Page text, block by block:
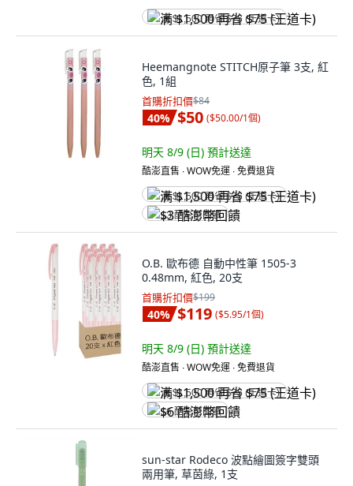
满 $1,500 再省 $75 (王道卡)
Heemangnote STITCH原子筆 3支, 紅
色, 1組
首購折扣價$84
40% $50 ($50.00/1個)
明天 8/9 (日) 預計送達
酷澎直售 ∙ WOW免運 ∙ 免費退貨
满 $1,500 再省 $75 (王道卡)
$3 酷澎幣回饋
O.B. 歐布德 自動中性筆 1505-3
0.48mm, 紅色, 20支
首購折扣價$199
40% $119 ($5.95/1個)
明天 8/9 (日) 預計送達
酷澎直售 ∙ WOW免運 ∙ 免費退貨
满 $1,500 再省 $75 (王道卡)
$6 酷澎幣回饋
sun-star Rodeco 波點繪圖簽字雙頭
兩用筆, 草茵綠, 1支